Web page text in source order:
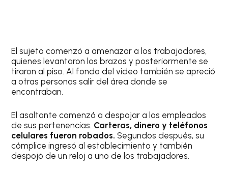
El sujeto comenzó a amenazar a los trabajadores,
quienes levantaron los brazos y posteriormente se
tiraron al piso. Al fondo del video también se apreció
a otras personas salir del área donde se
encontraban.
El asaltante comenzó a despojar a los empleados
de sus pertenencias. Carteras, dinero y teléfonos
celulares fueron robados.Segundos después, su
cómplice ingresó al establecimiento y también
despojó de un reloj a uno de los trabajadores.